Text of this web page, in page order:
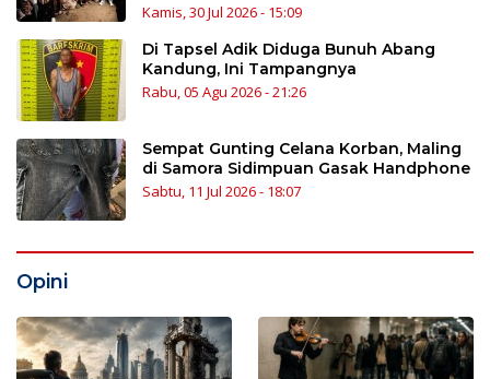
Kamis, 30 Jul 2026 - 15:09
Di Tapsel Adik Diduga Bunuh Abang
Kandung, Ini Tampangnya
Rabu, 05 Agu 2026 - 21:26
Sempat Gunting Celana Korban, Maling
di Samora Sidimpuan Gasak Handphone
Sabtu, 11 Jul 2026 - 18:07
Opini